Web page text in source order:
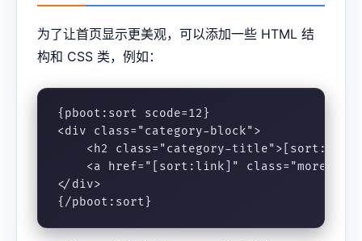
为了让首页显示更美观，可以添加一些 HTML 结
构和 CSS 类，例如：
{pboot:sort scode=12}
<div class="category-block">
<h2 class="category-
<a href="[sort:link]" class="more-link">
</div>
{/pboot:sort}